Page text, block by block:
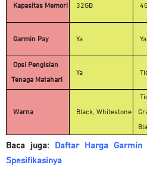
Kapasitas Memori 32GB
Garmin Pay Ya Ya
Opsi Pengisian
Tenaga Matahari
Ya
Warna Black, Whitestone
Baca juga: Daftar Harga
Spesifikasinya